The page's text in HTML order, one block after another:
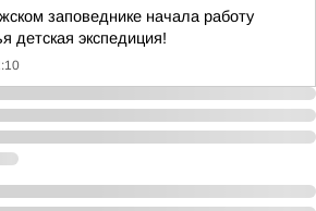
заповеднике начала работу
детская экспедиция!